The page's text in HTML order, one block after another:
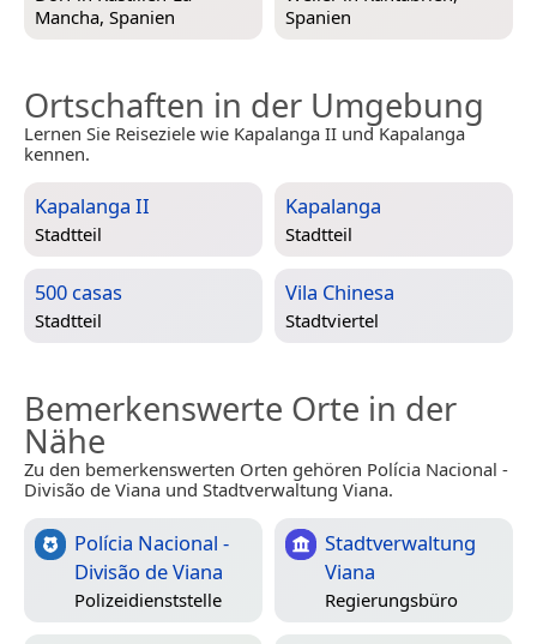
Mancha, Spanien
Spanien
Ortschaften in der Umgebung
Lernen Sie Reiseziele wie Kapalanga II und Kapalanga
kennen.
Kapalanga II
Stadtteil
Kapalanga
Stadtteil
500 casas
Stadtteil
Vila Chinesa
Stadtviertel
Bemerkenswerte Orte in der
Nähe
Zu den bemerkenswerten Orten gehören Polícia Nacional -
Divisão de Viana und Stadtverwaltung Viana.
Polícia Nacional -
Divisão de Viana
Polizeidienststelle
Stadtverwaltung
Viana
Regierungsbüro